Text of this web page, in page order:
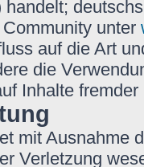
handelt;
unter
auf die Art
die
Inhalte
mit Ausnahme
Verletzung